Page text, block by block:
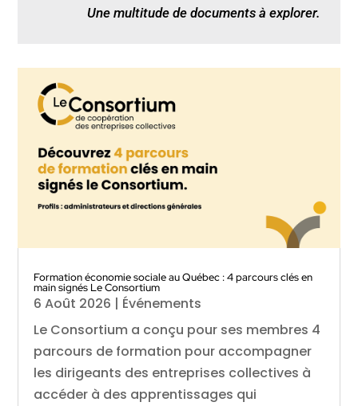
Une multitude de documents à explorer.
Formation économie sociale au Québec : 4 parcours clés en
main signés Le Consortium
6 Août 2026 | Événements
Le Consortium a conçu pour ses membres 4
parcours de formation pour accompagner
les dirigeants des entreprises collectives à
accéder à des apprentissages qui